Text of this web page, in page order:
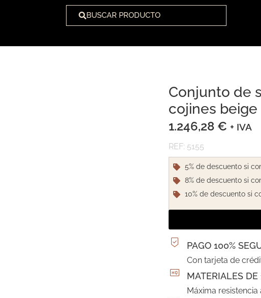
BUSCAR PRODUCTO
Conjunto de
cojines beige
1.246,28 € + IVA
REF: 5155
5% de descuento si
8% de descuento si
10% de descuento si
PAGO 100%
Con tarjeta de
MATERIALES DE
Máxima